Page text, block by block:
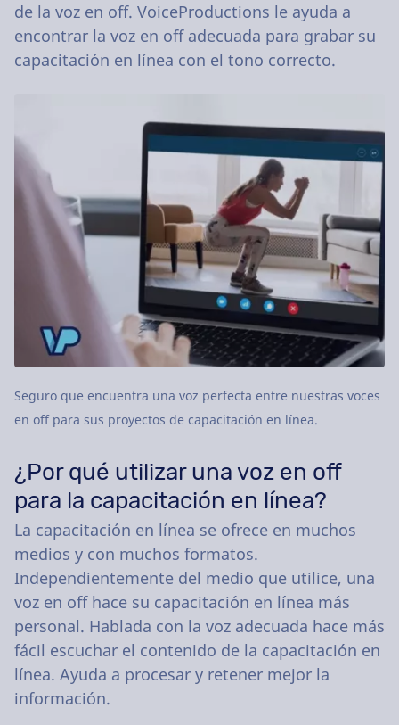
de la voz en off. VoiceProductions le ayuda a
encontrar la voz en off adecuada para grabar su
capacitación en línea con el tono correcto.
Seguro que encuentra una voz perfecta entre nuestras voces
en off para sus proyectos de capacitación en línea.
¿Por qué utilizar una voz en off
para la capacitación en línea?
La capacitación en línea se ofrece en muchos
medios y con muchos formatos.
Independientemente del medio que utilice, una
voz en off hace su capacitación en línea más
personal. Hablada con la voz adecuada hace más
fácil escuchar el contenido de la capacitación en
línea. Ayuda a procesar y retener mejor la
información.